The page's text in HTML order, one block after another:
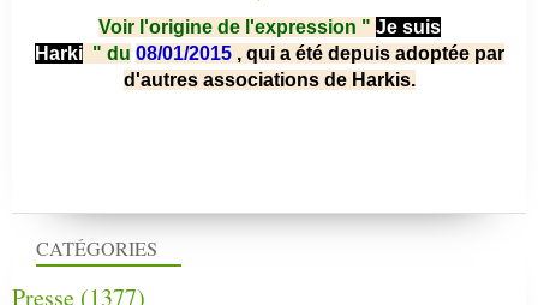
CATÉGORIES
Presse (1377)
Voir l'origine de l'expression " Je suis
Harki " du 08/01/2015 , qui a été depuis adoptée par
d'autres associations de Harkis.